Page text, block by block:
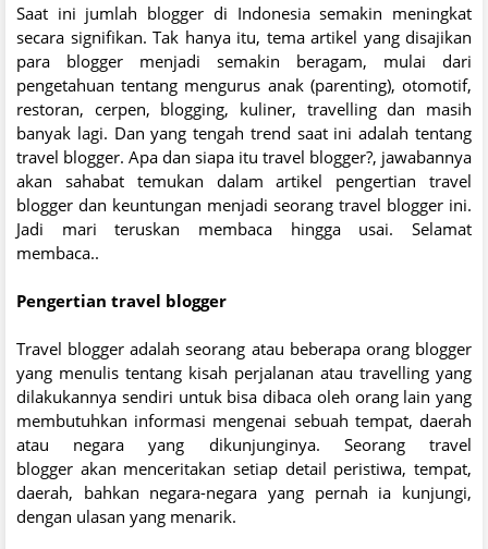
Saat ini jumlah blogger di Indonesia semakin meningkat
secara signifikan. Tak hanya itu, tema artikel yang disajikan
para blogger menjadi semakin beragam, mulai dari
pengetahuan tentang mengurus anak (parenting), otomotif,
restoran, cerpen, blogging, kuliner, travelling dan masih
banyak lagi. Dan yang tengah trend saat ini adalah tentang
travel blogger. Apa dan siapa itu travel blogger?, jawabannya
akan sahabat temukan dalam artikel pengertian travel
blogger dan keuntungan menjadi seorang travel blogger ini.
Jadi mari teruskan membaca hingga usai. Selamat
membaca..
Pengertian travel blogger
Travel blogger adalah seorang atau beberapa orang blogger
yang menulis tentang kisah perjalanan atau travelling yang
dilakukannya sendiri untuk bisa dibaca oleh orang lain yang
membutuhkan informasi mengenai sebuah tempat, daerah
atau negara yang dikunjunginya. Seorang travel
blogger akan menceritakan setiap detail peristiwa, tempat,
daerah, bahkan negara-negara yang pernah ia kunjungi,
dengan ulasan yang menarik.